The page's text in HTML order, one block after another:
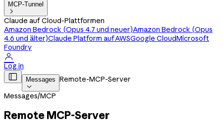
MCP-Tunnel

Claude auf Cloud-Plattformen
Amazon Bedrock (Opus 4.7 und neuer)Amazon Bedrock (Opus
4.6 und älter)Claude Platform auf AWSGoogle CloudMicrosoft
Foundry

Log in
 Messages

Remote-MCP-Server
Messages/MCP
Remote MCP-Server